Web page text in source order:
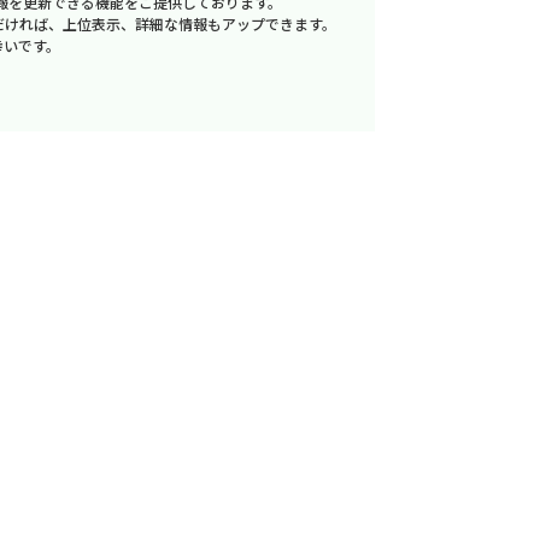
れば、上位表示、詳細な情報もアップできます。
です。